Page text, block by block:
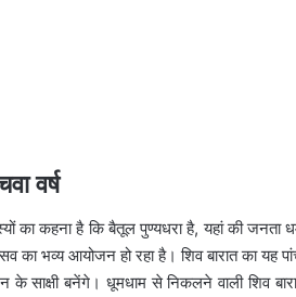
वर्ष
का कहना है कि बैतूल पुण्यधरा है, यहां की जनता
का भव्य आयोजन हो रहा है। शिव बारात का यह
के साक्षी बनेंगे। धूमधाम से निकलने वाली